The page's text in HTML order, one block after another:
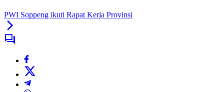
PWI Soppeng ikuti Rapat Kerja Provinsi